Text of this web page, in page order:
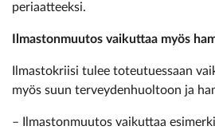
periaatteeksi.
Ilmastonmuutos vaikuttaa myös
Ilmastokriisi tulee toteutuessaan
myös suun terveydenhuoltoon ja
– Ilmastonmuutos vaikuttaa